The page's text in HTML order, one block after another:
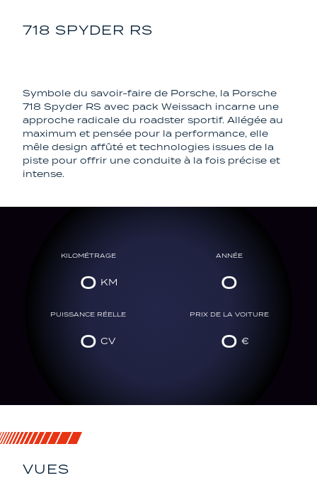
718 SPYDER RS
Symbole du savoir-faire de Porsche, la Porsche
718 Spyder RS avec pack Weissach incarne une
approche radicale du roadster sportif. Allégée au
maximum et pensée pour la performance, elle
mêle design affûté et technologies issues de la
piste pour offrir une conduite à la fois précise et
intense.
KILOMÉTRAGE
0
ANNÉE
0
PUISSANCE RÉELLE
0
PRIX DE LA VOITURE
0
VUES